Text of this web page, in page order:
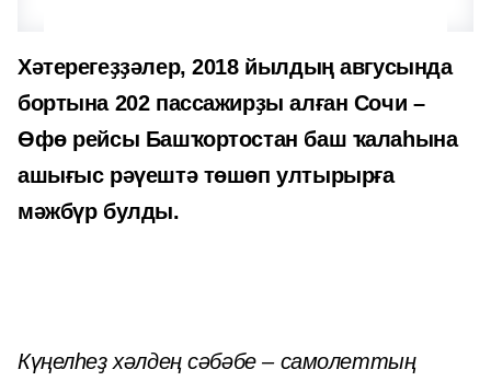
Хәтерегеҙҙәлер, 2018 йылдың авгусында
бортына 202 пассажирҙы алған Сочи –
Өфө рейсы Башҡортостан баш ҡалаһына
ашығыс рәүештә төшөп ултырырға
мәжбүр булды.
Күңелһеҙ хәлдең сәбәбе – самолеттың